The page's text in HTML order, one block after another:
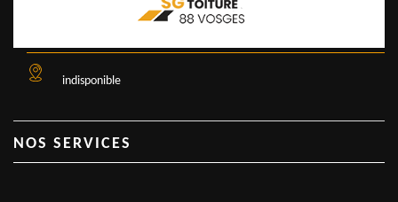
indisponible
NOS SERVICES